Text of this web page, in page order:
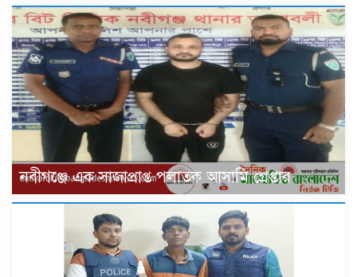
‎নবীগঞ্জে এক সাজাপ্রাপ্ত পলাতক আসামি গ্রেপ্তার